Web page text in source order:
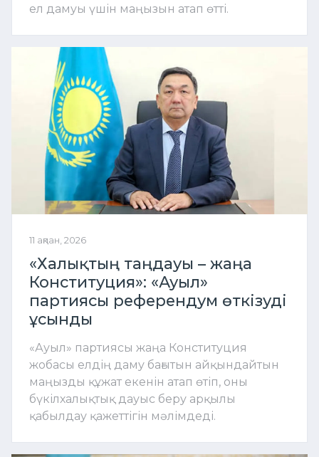
ел дамуы үшін маңызын атап өтті.
11 ақпан, 2026
«Халықтың таңдауы – жаңа
Конституция»: «Ауыл»
партиясы референдум өткізуді
ұсынды
«Ауыл» партиясы жаңа Конституция
жобасы елдің даму бағытын айқындайтын
маңызды құжат екенін атап өтіп, оны
бүкілхалықтық дауыс беру арқылы
қабылдау қажеттігін мәлімдеді.